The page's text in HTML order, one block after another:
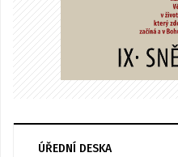
ÚŘEDNÍ DESKA